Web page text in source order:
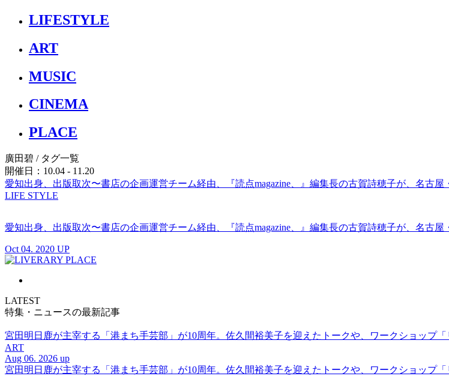
LIFESTYLE
ART
MUSIC
CINEMA
PLACE
廣田碧 / タグ一覧
開催日：10.04 - 11.20
愛知出身、出版取次〜書店の企画運営チーム経由、『読点magazine、』編集長の古賀詩穂子が、名古
LIFE STYLE
愛知出身、出版取次〜書店の企画運営チーム経由、『読点magazine、』編集長の古賀詩穂子が、名古
Oct 04. 2020 UP
LATEST
特集・ニュースの最新記事
宮田明日鹿が主宰する「港まち手芸部」が10周年。佐久間裕美子を迎えたトークや、ワークショップ「
ART
Aug 06. 2026 up
宮田明日鹿が主宰する「港まち手芸部」が10周年。佐久間裕美子を迎えたトークや、ワークショップ「